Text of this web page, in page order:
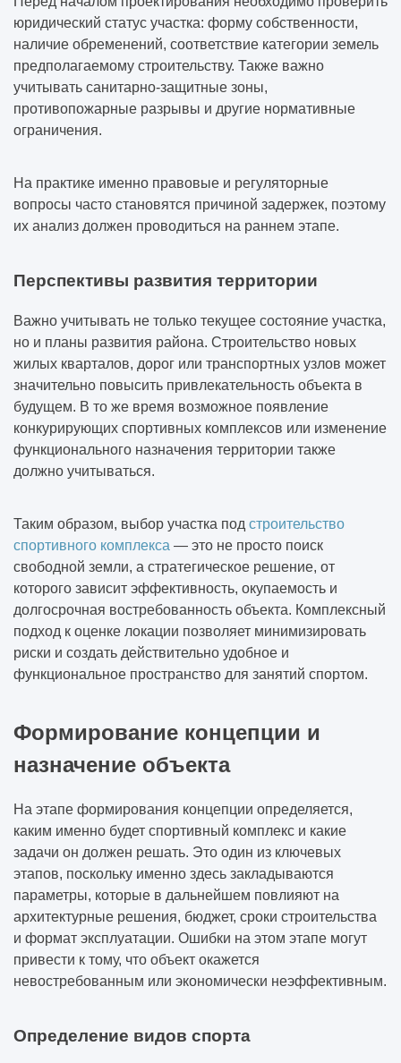
юридический статус участка: форму собственности,
наличие обременений, соответствие категории земель
предполагаемому строительству. Также важно
учитывать санитарно-защитные зоны,
противопожарные разрывы и другие нормативные
ограничения.
На практике именно правовые и регуляторные
вопросы часто становятся причиной задержек, поэтому
их анализ должен проводиться на раннем этапе.
Перспективы развития территории
Важно учитывать не только текущее состояние участка,
но и планы развития района. Строительство новых
жилых кварталов, дорог или транспортных узлов может
значительно повысить привлекательность объекта в
будущем. В то же время возможное появление
конкурирующих спортивных комплексов или изменение
функционального назначения территории также
должно учитываться.
Таким образом, выбор участка под строительство
спортивного комплекса — это не просто поиск
свободной земли, а стратегическое решение, от
которого зависит эффективность, окупаемость и
долгосрочная востребованность объекта. Комплексный
подход к оценке локации позволяет минимизировать
риски и создать действительно удобное и
функциональное пространство для занятий спортом.
Формирование концепции и
назначение объекта
На этапе формирования концепции определяется,
каким именно будет спортивный комплекс и какие
задачи он должен решать. Это один из ключевых
этапов, поскольку именно здесь закладываются
параметры, которые в дальнейшем повлияют на
архитектурные решения, бюджет, сроки строительства
и формат эксплуатации. Ошибки на этом этапе могут
привести к тому, что объект окажется
невостребованным или экономически неэффективным.
Определение видов спорта